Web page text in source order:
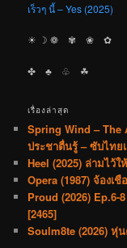
เร็วๆ นี้ – Yes (2025)
☀︎ ☽ ❁ ✾ ❀ ✿
✤ ♣︎ ♧ ☘︎
เรื่องล่าสุด
Spring Wind – The
ประชาตื่นรู้ – ซับไทย
Heel (2025) ล่ามไว้ใ
Opera (1987) จ้องเชื
Proud (2026) Ep.6-
[2465]
Soulm8te (2026) หุ่